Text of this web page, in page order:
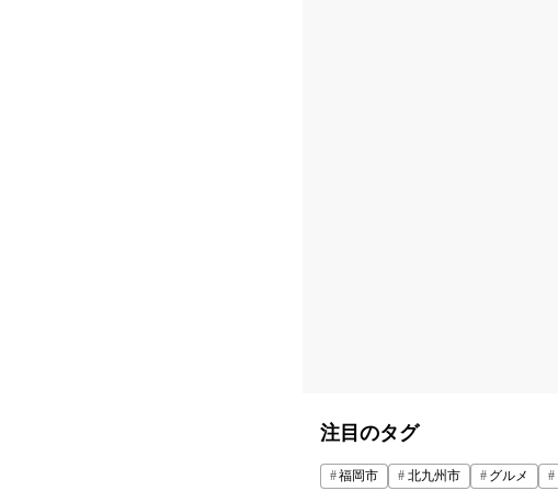
注目のタグ
福岡市 北九州市 グルメ